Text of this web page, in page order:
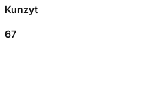
Kunzyt
67